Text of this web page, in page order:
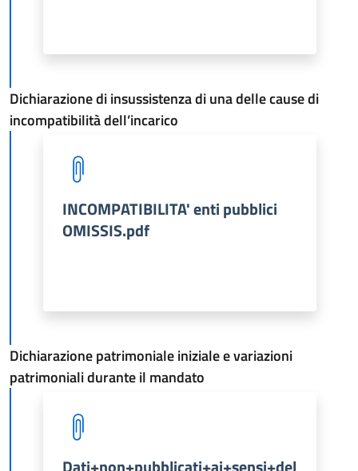
Dichiarazione di insussistenza di una delle cause di
incompatibilità dell’incarico
INCOMPATIBILITA' enti pubblici
OMISSIS.pdf
Dichiarazione patrimoniale iniziale e variazioni
patrimoniali durante il mandato